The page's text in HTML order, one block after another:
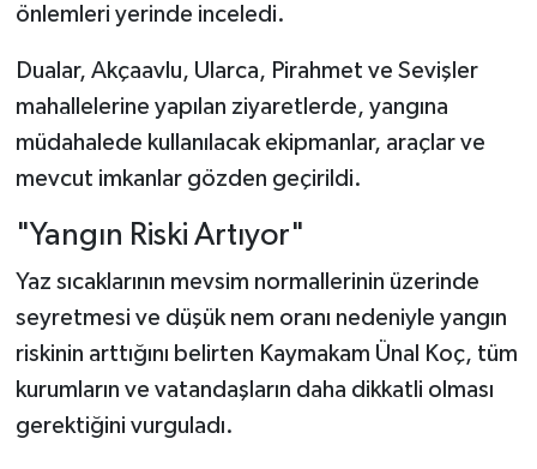
önlemleri yerinde inceledi.
Dualar, Akçaavlu, Ularca, Pirahmet ve Sevişler
mahallelerine yapılan ziyaretlerde, yangına
müdahalede kullanılacak ekipmanlar, araçlar ve
mevcut imkanlar gözden geçirildi.
"Yangın Riski Artıyor"
Yaz sıcaklarının mevsim normallerinin üzerinde
seyretmesi ve düşük nem oranı nedeniyle yangın
riskinin arttığını belirten Kaymakam Ünal Koç, tüm
kurumların ve vatandaşların daha dikkatli olması
gerektiğini vurguladı.